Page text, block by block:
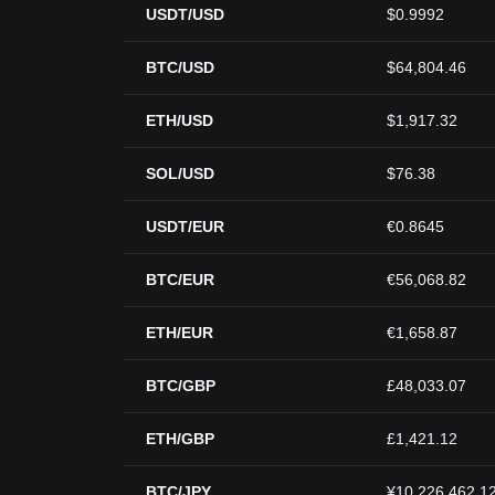
USDT/USD $0.9992
BTC/USD $64,804.46
ETH/USD $1,917.32
SOL/USD $76.38
USDT/EUR €0.8645
BTC/EUR €56,068.82
ETH/EUR €1,658.87
BTC/GBP £48,033.07
ETH/GBP £1,421.12